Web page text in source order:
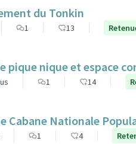
du Tonkin
1 13
pique nique et espace
1 14
Cabane Nationale
1 4